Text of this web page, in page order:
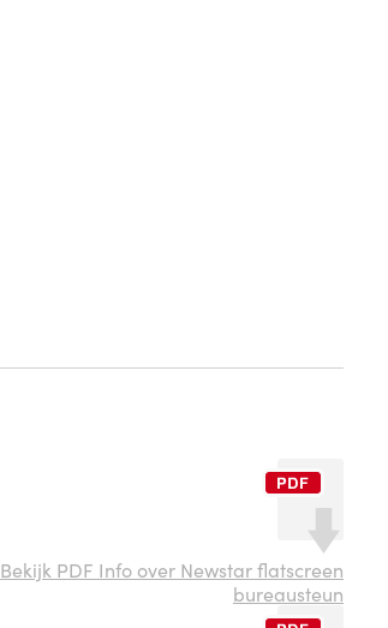
Bekijk PDF Info over Newstar flatscreen
bureausteun